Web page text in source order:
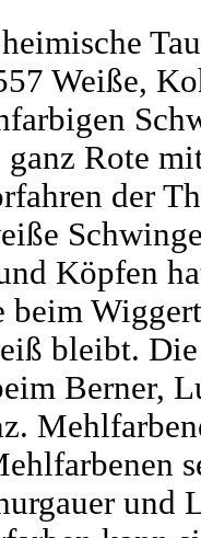
Weiße,
Rote
der
Köpfen
beim
bleibt.
Berner,
und